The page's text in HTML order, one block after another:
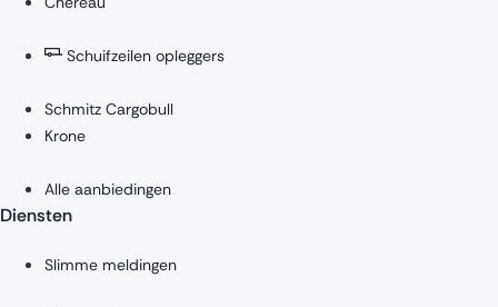
Schuifzeilen opleggers
Schmitz Cargobull
Krone
Alle aanbiedingen
Diensten
Slimme meldingen